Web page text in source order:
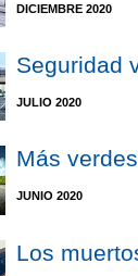
DICIEMBRE 2020
Seguridad
JULIO 2020
Más
JUNIO 2020
Los